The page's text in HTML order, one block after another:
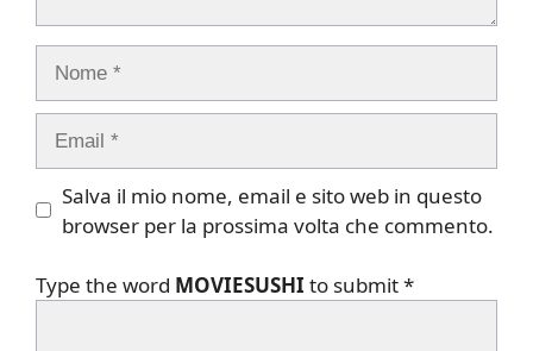
Salva il mio nome, email e sito web in questo
browser per la prossima volta che commento.
Type the word MOVIESUSHI to submit*